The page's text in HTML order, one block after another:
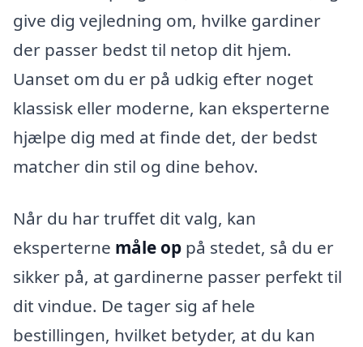
give dig vejledning om, hvilke gardiner
der passer bedst til netop dit hjem.
Uanset om du er på udkig efter noget
klassisk eller moderne, kan eksperterne
hjælpe dig med at finde det, der bedst
matcher din stil og dine behov.
Når du har truffet dit valg, kan
eksperterne måle op på stedet, så du er
sikker på, at gardinerne passer perfekt til
dit vindue. De tager sig af hele
bestillingen, hvilket betyder, at du kan